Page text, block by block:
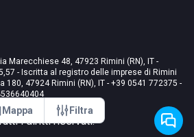
Mappa Filtra
Marecchiese 48, 47923 Rimini (RN), IT -
- Iscritta al registro delle imprese di Rimini
180, 47924 Rimini (RN), IT - +39 0541 772375 -
i diritti riservati.